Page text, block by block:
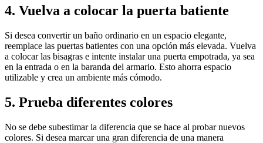
4. Vuelva a colocar la puerta batiente
Si desea convertir un baño ordinario en un espacio elegante,
reemplace las puertas batientes con una opción más elevada. Vuelva
a colocar las bisagras e intente instalar una puerta empotrada, ya sea
en la entrada o en la baranda del armario. Esto ahorra espacio
utilizable y crea un ambiente más cómodo.
5. Prueba diferentes colores
No se debe subestimar la diferencia que se hace al probar nuevos
colores. Si desea marcar una gran diferencia de una manera